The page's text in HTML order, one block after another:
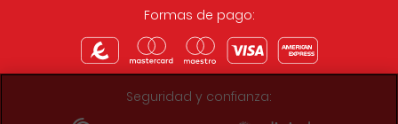
Formas de pago:
Seguridad y confianza: